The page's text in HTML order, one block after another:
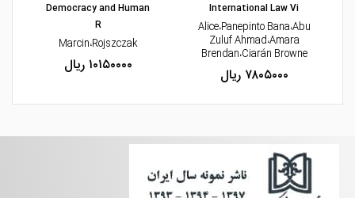
International Law Vi
Alice،Panepinto Bana،Abu
Zuluf Ahmad،Amara
Brendan،Ciarán Browne
۷۸۰۵۰۰۰ ریال
Democracy and Human
R
Marcin،Rojszczak
۱۰۱۵۰۰۰۰ ریال